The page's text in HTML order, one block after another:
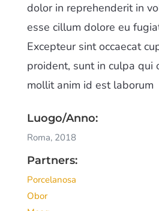
dolor in reprehenderit in
esse cillum dolore eu
Excepteur sint occaecat
proident, sunt in culpa qui
mollit anim id est laborum
Luogo/Anno:
Roma, 2018
Partners:
Porcelanosa
Obor